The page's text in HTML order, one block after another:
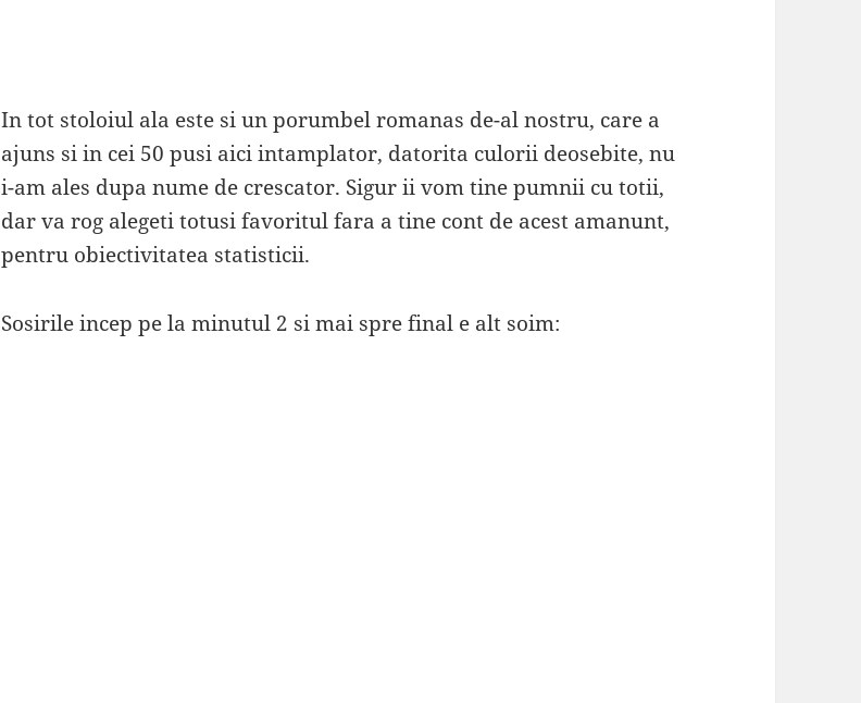
In tot stoloiul ala este si un porumbel romanas de-al nostru, care a
ajuns si in cei 50 pusi aici intamplator, datorita culorii deosebite, nu
i-am ales dupa nume de crescator. Sigur ii vom tine pumnii cu totii,
dar va rog alegeti totusi favoritul fara a tine cont de acest amanunt,
pentru obiectivitatea statisticii.
Sosirile incep pe la minutul 2 si mai spre final e alt soim: